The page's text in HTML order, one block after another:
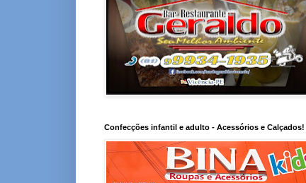
Confecções infantil e adulto - Acessórios e Calçados!